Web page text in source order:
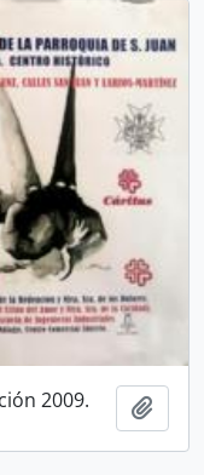
2009.